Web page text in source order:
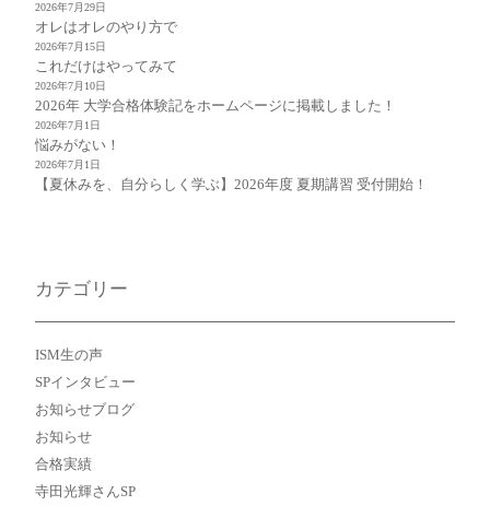
オレはオレのやり方で
2026年7月29日
これだけはやってみて
2026年7月15日
2026年 大学合格体験記をホームページに掲載しました！
2026年7月10日
悩みがない！
2026年7月1日
【夏休みを、自分らしく学ぶ】2026年度 夏期講習 受付開始！
2026年7月1日
カテゴリー
ISM生の声
SPインタビュー
お知らせブログ
お知らせ
合格実績
寺田光輝さんSP